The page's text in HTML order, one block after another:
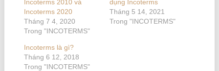
Incoterms 2010 và
Incoterms 2020
Tháng 7 4, 2020
Trong "INCOTERMS"
dụng Incoterms
Tháng 5 14, 2021
Trong "INCOTERMS"
Incoterms là gì?
Tháng 6 12, 2018
Trong "INCOTERMS"